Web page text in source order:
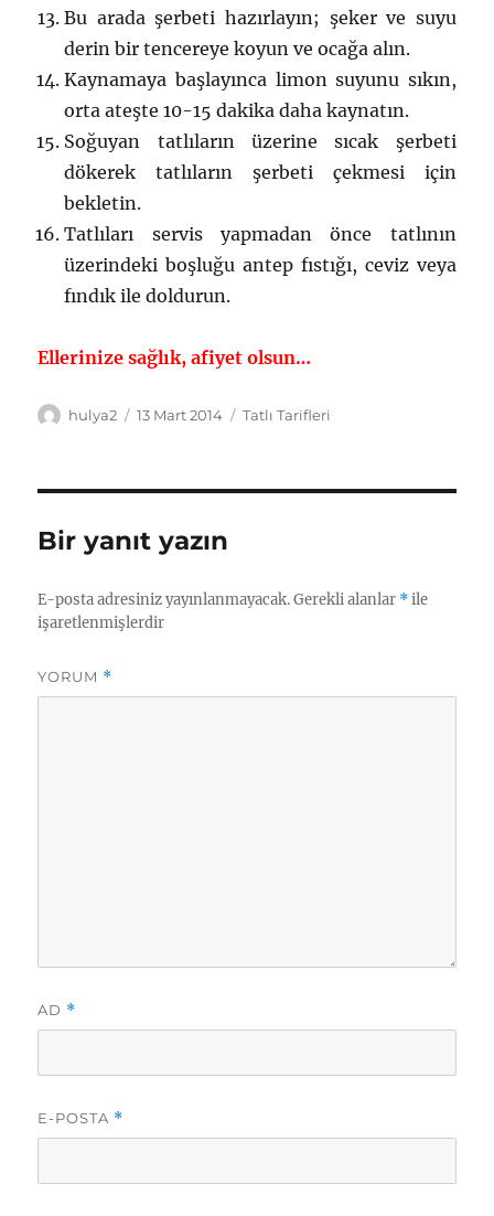
Bu arada şerbeti hazırlayın; şeker ve suyu
derin bir tencereye koyun ve ocağa alın.
Kaynamaya başlayınca limon suyunu sıkın,
orta ateşte 10-15 dakika daha kaynatın.
Soğuyan tatlıların üzerine sıcak şerbeti
dökerek tatlıların şerbeti çekmesi için
bekletin.
Tatlıları servis yapmadan önce tatlının
üzerindeki boşluğu antep fıstığı, ceviz veya
fındık ile doldurun.
Ellerinize sağlık, afiyet olsun…
Yazar
hulya2
Yayın
13 Mart 2014 Kategoriler
Tatlı Tarifleri
Bir yanıt yazın
E-posta adresiniz yayınlanmayacak. Gerekli alanlar *ile
işaretlenmişlerdir
YORUM *
AD *
E-POSTA *